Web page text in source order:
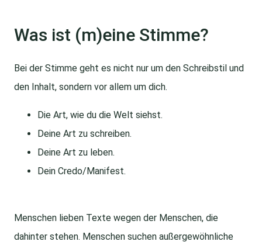
Was ist (m)eine Stimme?
Bei der Stimme geht es nicht nur um den Schreibstil und
den Inhalt, sondern vor allem um dich.
Die Art, wie du die Welt siehst.
Deine Art zu schreiben.
Deine Art zu leben.
Dein Credo/Manifest.
Menschen lieben Texte wegen der Menschen, die
dahinter stehen. Menschen suchen außergewöhnliche